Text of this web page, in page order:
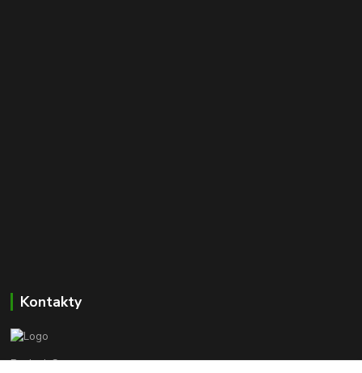
Kontakty
Beskyd-Camper.cz